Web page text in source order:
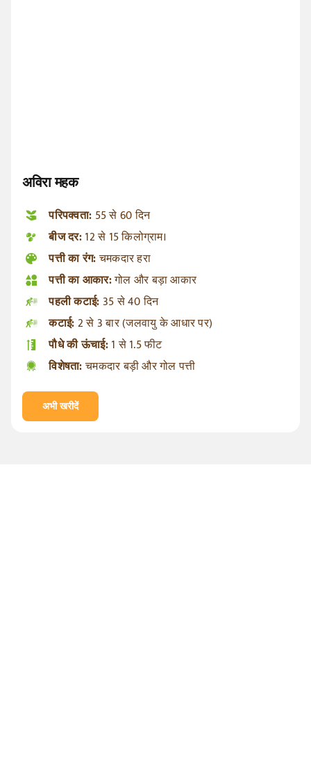
अविरा महक
परिपक्वता: 55 से 60 दिन
बीज दर:12 से 15 किलोग्राम।
पत्ती का रंग:चमकदार हरा
पत्ती का आकार:गोल और बड़ा आकार
पहली कटाई:35 से 40 दिन
कटाई:2 से 3 बार (जलवायु के आधार पर)
पौधे की ऊंचाई:1 से 1.5 फीट
विशेषता:चमकदार बड़ी और गोल पत्ती
अभी खरीदें